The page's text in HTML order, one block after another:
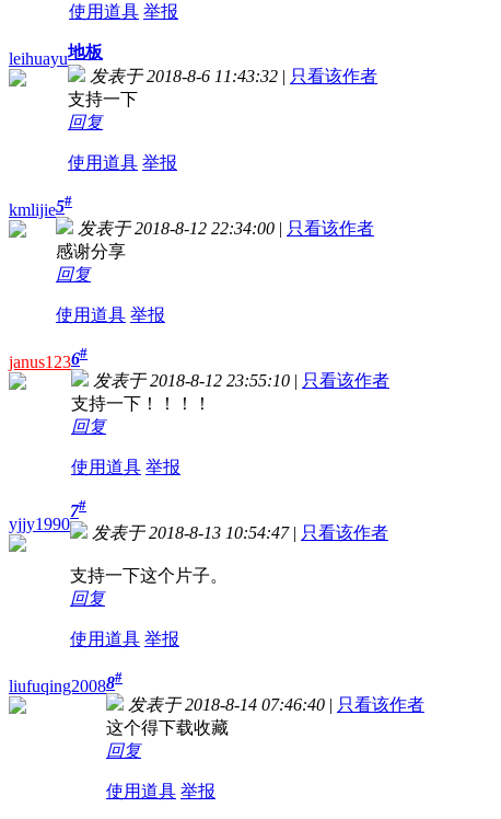
使用道具 举报
leihuayu地板
发表于 2018-8-6 11:43:32 | 只看该作者
支持一下
回复
使用道具 举报
kmlijie5#
发表于 2018-8-12 22:34:00 | 只看该作者
感谢分享
回复
使用道具 举报
janus1236#
发表于 2018-8-12 23:55:10 | 只看该作者
支持一下！！！！
回复
使用道具 举报
yjjy1990
7#
发表于 2018-8-13 10:54:47 | 只看该作者
支持一下这个片子。
回复
使用道具 举报
liufuqing20088#
发表于 2018-8-14 07:46:40 | 只看该作者
这个得下载收藏
回复
使用道具 举报